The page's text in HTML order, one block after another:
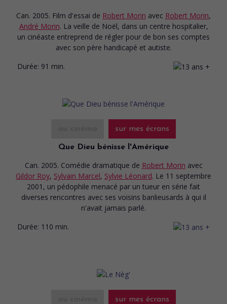
Can. 2005. Film d'essai de Robert Morin avec Robert Morin,
André Morin. La veille de Noël, dans un centre hospitalier,
un cinéaste entreprend de régler pour de bon ses comptes
avec son père handicapé et autiste.
Durée: 91 min.
sur mes écrans
Que Dieu bénisse l'Amérique
Can. 2005. Comédie dramatique de Robert Morin avec
Gildor Roy, Sylvain Marcel, Sylvie Léonard. Le 11 septembre
2001, un pédophile menacé par un tueur en série fait
diverses rencontres avec ses voisins banlieusards à qui il
n'avait jamais parlé.
Durée: 110 min.
sur mes écrans